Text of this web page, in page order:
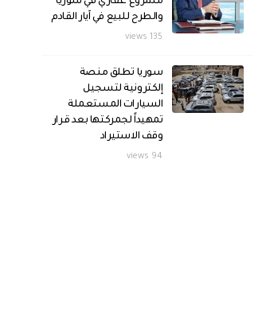
والطرح للبيع في آيار القادم
135 views
سوريا تطلق منصة
إلكترونية لتسجيل
السيارات المستعملة
تمهيداً لجمركتها بعد قرار
وقف الاستيراد
94 views